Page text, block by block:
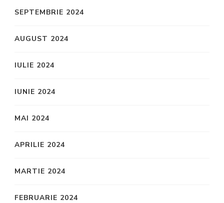
SEPTEMBRIE 2024
AUGUST 2024
IULIE 2024
IUNIE 2024
MAI 2024
APRILIE 2024
MARTIE 2024
FEBRUARIE 2024